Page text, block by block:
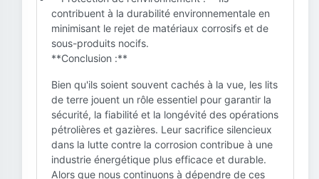
contribuent à la durabilité environnementale en
minimisant le rejet de matériaux corrosifs et de
sous-produits nocifs.
**Conclusion :**
Bien qu'ils soient souvent cachés à la vue, les lits
de terre jouent un rôle essentiel pour garantir la
sécurité, la fiabilité et la longévité des opérations
pétrolières et gazières. Leur sacrifice silencieux
dans la lutte contre la corrosion contribue à une
industrie énergétique plus efficace et durable.
Alors que nous continuons à dépendre de ces